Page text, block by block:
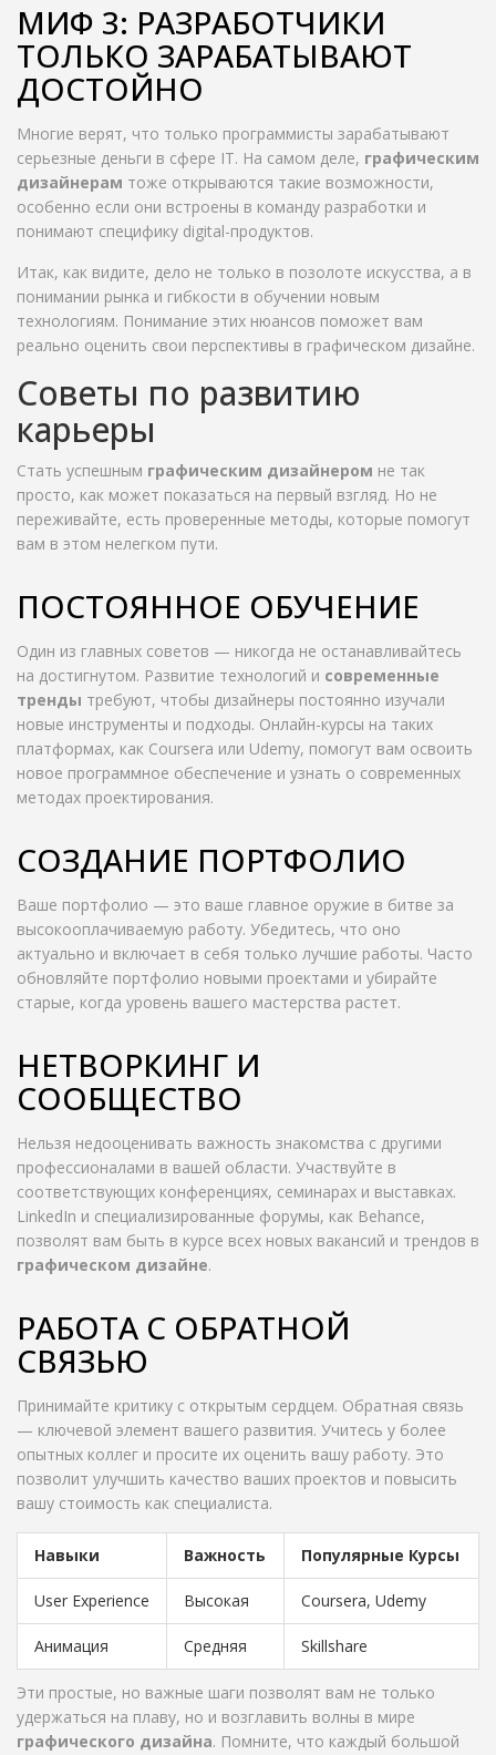
МИФ 3: РАЗРАБОТЧИКИ
ТОЛЬКО ЗАРАБАТЫВАЮТ
ДОСТОЙНО
Многие верят, что только программисты зарабатывают
серьезные деньги в сфере IT. На самом деле, графическим
дизайнерам тоже открываются такие возможности,
особенно если они встроены в команду разработки и
понимают специфику digital-продуктов.
Итак, как видите, дело не только в позолоте искусства, а в
понимании рынка и гибкости в обучении новым
технологиям. Понимание этих нюансов поможет вам
реально оценить свои перспективы в графическом дизайне.
Советы по развитию
карьеры
Стать успешным графическим дизайнером не так
просто, как может показаться на первый взгляд. Но не
переживайте, есть проверенные методы, которые помогут
вам в этом нелегком пути.
ПОСТОЯННОЕ ОБУЧЕНИЕ
Один из главных советов — никогда не останавливайтесь
на достигнутом. Развитие технологий и современные
тренды требуют, чтобы дизайнеры постоянно изучали
новые инструменты и подходы. Онлайн-курсы на таких
платформах, как Coursera или Udemy, помогут вам освоить
новое программное обеспечение и узнать о современных
методах проектирования.
СОЗДАНИЕ ПОРТФОЛИО
Ваше портфолио — это ваше главное оружие в битве за
высокооплачиваемую работу. Убедитесь, что оно
актуально и включает в себя только лучшие работы. Часто
обновляйте портфолио новыми проектами и убирайте
старые, когда уровень вашего мастерства растет.
НЕТВОРКИНГ И
СООБЩЕСТВО
Нельзя недооценивать важность знакомства с другими
профессионалами в вашей области. Участвуйте в
соответствующих конференциях, семинарах и выставках.
LinkedIn и специализированные форумы, как Behance,
позволят вам быть в курсе всех новых вакансий и трендов в
графическом дизайне.
РАБОТА С ОБРАТНОЙ
СВЯЗЬЮ
Принимайте критику с открытым сердцем. Обратная связь
— ключевой элемент вашего развития. Учитесь у более
опытных коллег и просите их оценить вашу работу. Это
позволит улучшить качество ваших проектов и повысить
вашу стоимость как специалиста.
Навыки Важность Популярные Курсы
User Experience Высокая Coursera, Udemy
Анимация Средняя Skillshare
Эти простые, но важные шаги позволят вам не только
удержаться на плаву, но и возглавить волны в мире
графического дизайна. Помните, что каждый большой